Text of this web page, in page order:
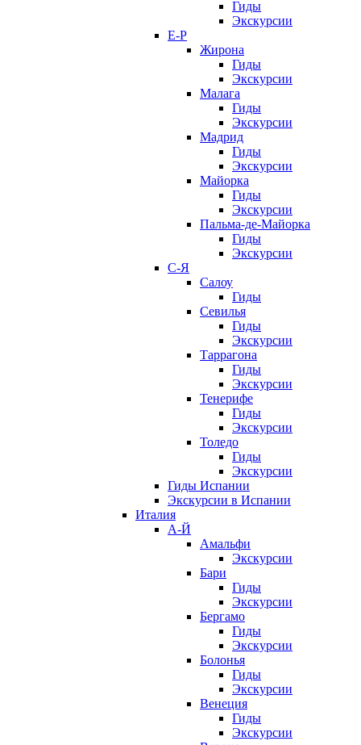
Гиды
Экскурсии
Е-Р
Жирона
Гиды
Экскурсии
Малага
Гиды
Экскурсии
Мадрид
Гиды
Экскурсии
Майорка
Гиды
Экскурсии
Пальма-де-Майорка
Гиды
Экскурсии
С-Я
Салоу
Гиды
Севилья
Гиды
Экскурсии
Таррагона
Гиды
Экскурсии
Тенерифе
Гиды
Экскурсии
Толедо
Гиды
Экскурсии
Гиды Испании
Экскурсии в Испании
Италия
А-Й
Амальфи
Экскурсии
Бари
Гиды
Экскурсии
Бергамо
Гиды
Экскурсии
Болонья
Гиды
Экскурсии
Венеция
Гиды
Экскурсии